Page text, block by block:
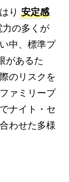
り 安定感
の多くが
中、標準プ
があるた
のリスクを
ァミリープ
ナイト・セ
わせた多様